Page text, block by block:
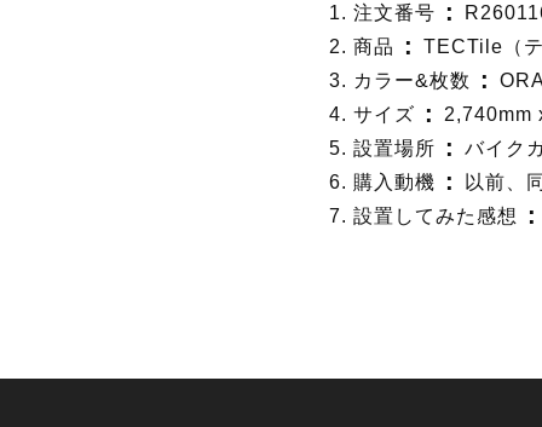
1. 注文番号
2. 商品
TECTile（
3. カラー&枚数
4. サイズ
2,740mm
5. 設置場所
バイク
6. 購入動機
以前、
7. 設置してみた感想